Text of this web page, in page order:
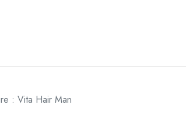
: Vita Hair Man